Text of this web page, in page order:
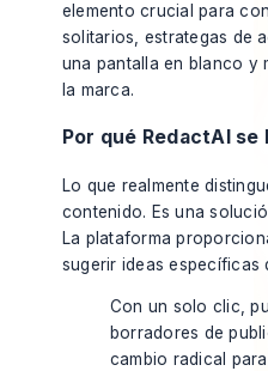
elemento crucial para
solitarios, estrategas de
una pantalla en blanco y
la marca.
Por qué RedactAI se
Lo que realmente
contenido. Es una
La plataforma
sugerir ideas específicas
Con un solo clic,
borradores de
cambio radical